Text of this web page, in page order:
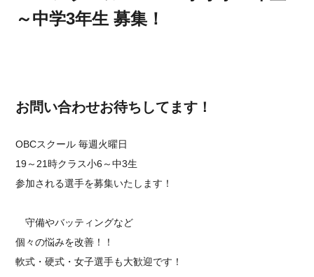
～中学3年生 募集！
お問い合わせお待ちしてます！
OBCスクール⁡ 毎週火曜日
19～21時クラス小6～中3生
参加される選手を募集いたします！
守備やバッティングなど
個々の悩みを改善！！
軟式・硬式・女子選手も大歓迎です！